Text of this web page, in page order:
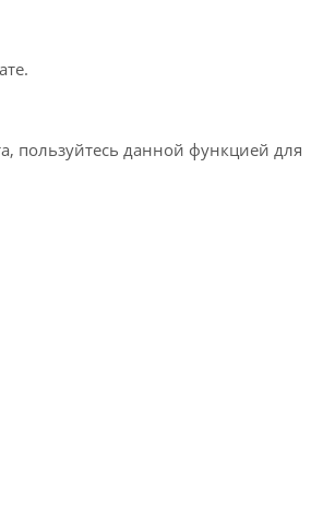
пользуйтесь данной функцией для